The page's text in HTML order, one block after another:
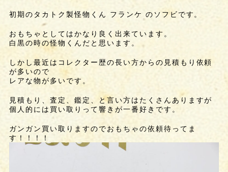
初期のタカトク製怪物くん フランケ のソフビです。
おもちゃとしてはかなり良く出来ています。
白黒の時の怪物くんだと思います。
しかし最近はコレクター歴の長い方からの見積もり依頼
が多いので
レアな物が多いです。
見積もり、査定、鑑定、と言い方はたくさんありますが
個人的には買い取りって響きが一番好きです。
ガンガン買い取りますのでおもちゃの依頼待ってま
す！！！！